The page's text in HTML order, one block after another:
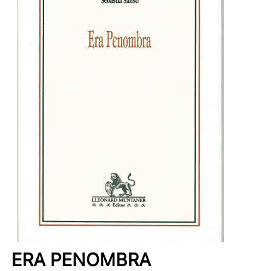
ERA PENOMBRA